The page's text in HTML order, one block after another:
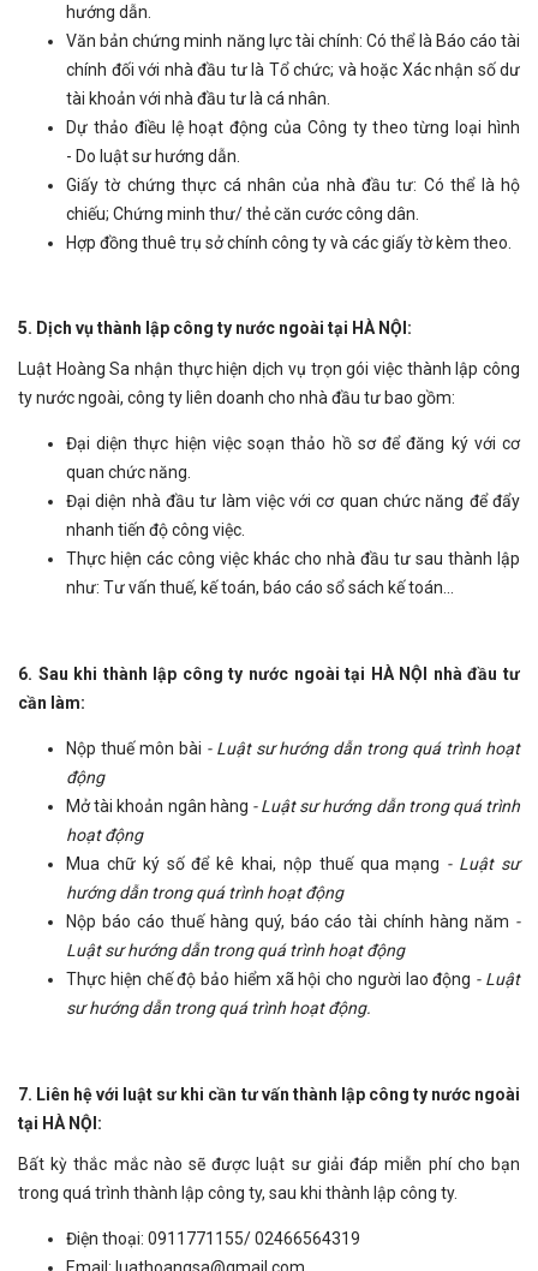
hướng dẫn.
Văn bản chứng minh năng lực tài chính: Có thể là Báo cáo tài
chính đối với nhà đầu tư là Tổ chức; và hoặc Xác nhận số dư
tài khoản với nhà đầu tư là cá nhân.
Dự thảo điều lệ hoạt động của Công ty theo từng loại hình
- Do luật sư hướng dẫn.
Giấy tờ chứng thực cá nhân của nhà đầu tư: Có thể là hộ
chiếu; Chứng minh thư/ thẻ căn cước công dân.
Hợp đồng thuê trụ sở chính công ty và các giấy tờ kèm theo.
5. Dịch vụ thành lập công ty nước ngoài tại HÀ NỘI:
Luật Hoàng Sa nhận thực hiện dịch vụ trọn gói việc thành lập công
ty nước ngoài, công ty liên doanh cho nhà đầu tư bao gồm:
Đại diện thực hiện việc soạn thảo hồ sơ để đăng ký với cơ
quan chức năng.
Đại diện nhà đầu tư làm việc với cơ quan chức năng để đẩy
nhanh tiến độ công việc.
Thực hiện các công việc khác cho nhà đầu tư sau thành lập
như: Tư vấn thuế, kế toán, báo cáo sổ sách kế toán...
6. Sau khi thành lập công ty nước ngoài tại HÀ NỘI nhà đầu tư
cần làm:
Nộp thuế môn bài - Luật sư hướng dẫn trong quá trình hoạt
động
Mở tài khoản ngân hàng - Luật sư hướng dẫn trong quá trình
hoạt động
Mua chữ ký số để kê khai, nộp thuế qua mạng - Luật sư
hướng dẫn trong quá trình hoạt động
Nộp báo cáo thuế hàng quý, báo cáo tài chính hàng năm -
Luật sư hướng dẫn trong quá trình hoạt động
Thực hiện chế độ bảo hiểm xã hội cho người lao động - Luật
sư hướng dẫn trong quá trình hoạt động.
7. Liên hệ với luật sư khi cần tư vấn thành lập công ty nước ngoài
tại HÀ NỘI:
Bất kỳ thắc mắc nào sẽ được luật sư giải đáp miễn phí cho bạn
trong quá trình thành lập công ty, sau khi thành lập công ty.
Điện thoại: 0911771155/ 02466564319
Email: luathoangsa@gmail.com